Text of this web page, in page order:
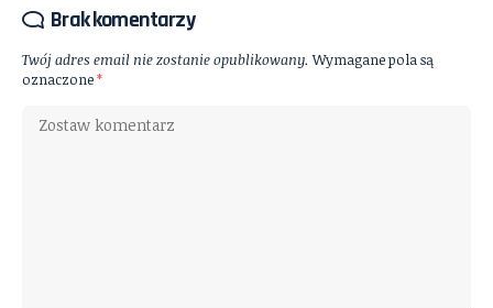
Brak komentarzy
Twój adres email nie zostanie opublikowany. Wymagane pola są
oznaczone*